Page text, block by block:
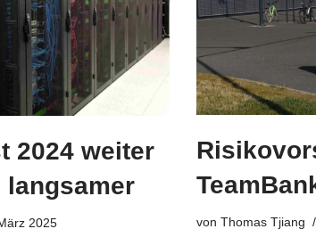
2024 weiter
langsamer
2025 von Thomas Tjiang